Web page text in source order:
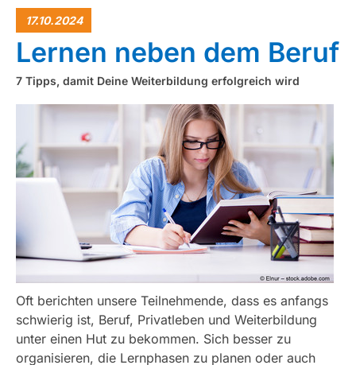
17.10.2024
Lernen neben dem Beruf
7 Tipps, damit Deine Weiterbildung erfolgreich wird
Oft berichten unsere Teilnehmende, dass es anfangs
schwierig ist, Beruf, Privatleben und Weiterbildung
unter einen Hut zu bekommen. Sich besser zu
organisieren, die Lernphasen zu planen oder auch